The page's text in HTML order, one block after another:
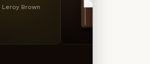
Leroy Brown